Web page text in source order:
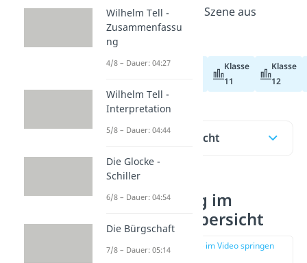
Interpretation der Szene aus
Goethes „Faust“!
Klasse
11
Klasse
12
Inhaltsübersicht
Faust Prolog im
Himmel – Übersicht
zur Stelle im Video springen
(00:17)
Wilhelm Tell -
Zusammenfassu
ng
4/8 – Dauer: 04:27
Wilhelm Tell -
Interpretation
5/8 – Dauer: 04:44
Die Glocke -
Schiller
6/8 – Dauer: 04:54
Die Bürgschaft
7/8 – Dauer: 05:14